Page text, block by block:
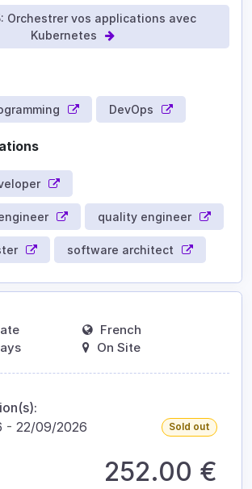
Orchestrer vos applications avec
Kubernetes
DevOps
quality engineer
software architect
French
On Site
- 22/09/2026 Sold out
252.00 €